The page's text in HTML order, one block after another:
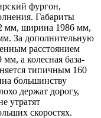
фургон,
Габариты
мм, ширина 1986 мм,
За дополнительную
расстоянием
а колесная база-
типичным 160
большинству
держат дорогу,
утратят
скоростях.